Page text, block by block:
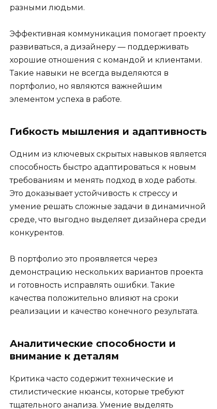
разными людьми.
Эффективная коммуникация помогает проекту
развиваться, а дизайнеру — поддерживать
хорошие отношения с командой и клиентами.
Такие навыки не всегда выделяются в
портфолио, но являются важнейшим
элементом успеха в работе.
Гибкость мышления и адаптивность
Одним из ключевых скрытых навыков является
способность быстро адаптироваться к новым
требованиям и менять подход в ходе работы.
Это доказывает устойчивость к стрессу и
умение решать сложные задачи в динамичной
среде, что выгодно выделяет дизайнера среди
конкурентов.
В портфолио это проявляется через
демонстрацию нескольких вариантов проекта
и готовность исправлять ошибки. Такие
качества положительно влияют на сроки
реализации и качество конечного результата.
Аналитические способности и
внимание к деталям
Критика часто содержит технические и
стилистические нюансы, которые требуют
тщательного анализа. Умение выделять